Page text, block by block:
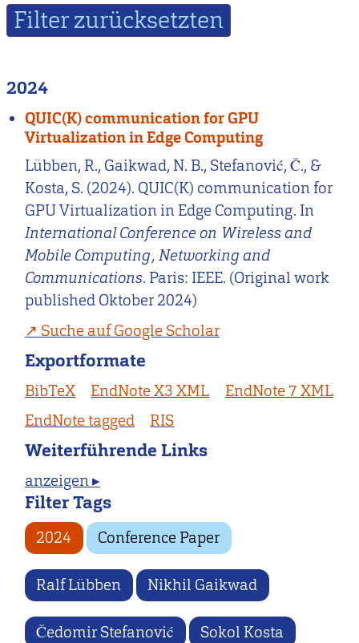
2024
QUIC(K) communication for GPU
Virtualization in Edge Computing
Lübben, R., Gaikwad, N. B., Stefanović, Č., &
Kosta, S. (2024). QUIC(K) communication for
GPU Virtualization in Edge Computing. In
International Conference on Wireless and
Mobile Computing, Networking and
Communications. Paris: IEEE. (Original work
published Oktober 2024)
Suche auf Google Scholar
Exportformate
BibTeX EndNote X3 XML
EndNote 7 XML
EndNote tagged
RIS
Weiterführende Links
anzeigen ▸
Filter Tags
2024 Conference Paper
Ralf Lübben Nikhil Gaikwad
Čedomir Stefanović Sokol Kosta